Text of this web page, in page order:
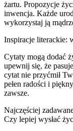
żartu. Propozycje
inwencja. Każde
wykorzystaj ją
Inspiracje literackie:
Cytaty mogą dodać
upewnij się, że
cytat nie przyćmił
pełen radości i
zawsze.
Najczęściej
Czy lepiej wysłać